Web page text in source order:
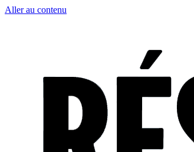
Aller au contenu